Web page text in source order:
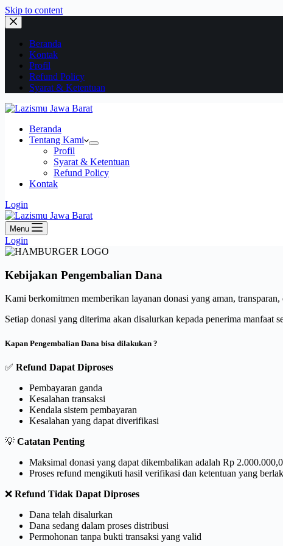
Skip to content
Beranda
Kontak
Profil
Refund Policy
Syarat & Ketentuan
Beranda
Tentang Kami
Profil
Syarat & Ketentuan
Refund Policy
Kontak
Login
Menu
Login
Kebijakan Pengembalian Dana
Kami berkomitmen memberikan layanan donasi yang aman,
Setiap donasi yang diterima akan disalurkan kepada penerima
Kapan Pengembalian Dana bisa dilakukan ?
✅ Refund Dapat Diproses
Pembayaran ganda
Kesalahan transaksi
Kendala sistem pembayaran
Kesalahan yang dapat diverifikasi
💡 Catatan Penting
Maksimal donasi yang dapat dikembalikan adalah Rp
Proses refund mengikuti hasil verifikasi dan ketentuan yang
❌ Refund Tidak Dapat Diproses
Dana telah disalurkan
Dana sedang dalam proses distribusi
Permohonan tanpa bukti transaksi yang valid